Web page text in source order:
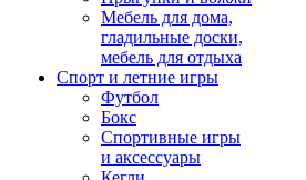
Мебель для дома,
гладильные доски,
мебель для отдыха
Спорт и летние игры
Футбол
Бокс
Спортивные игры
и аксессуары